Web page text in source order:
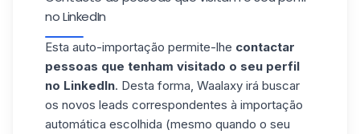
no LinkedIn
Esta auto-importação permite-lhe contactar
pessoas que tenham visitado o seu perfil
no LinkedIn. Desta forma, Waalaxy irá buscar
os novos leads correspondentes à importação
automática escolhida (mesmo quando o seu